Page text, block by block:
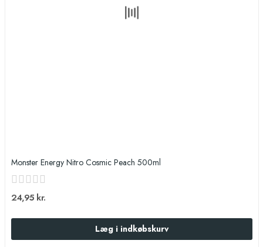
Monster Energy Nitro Cosmic Peach 500ml
24,95 kr.
Læg i indkøbskurv